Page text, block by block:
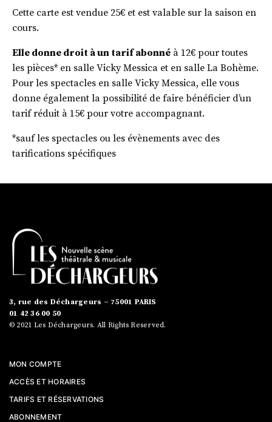
Cette carte est vendue 25€ et est valable sur la saison en
cours.
Elle donne droit à un tarif abonné à 12€ pour toutes
les pièces* en salle Vicky Messica et en salle La Bohème.
Pour les spectacles en salle Vicky Messica, elle vous
donne également la possibilité de faire bénéficier d’un
tarif réduit à 15€ pour votre accompagnant.
*sauf les spectacles ou les évènements avec des
tarifications spécifiques
3, rue des Déchargeurs – 75001 PARIS
01 42 36 00 50
© 2021 Les Déchargeurs. All Rights Reserved.
MON COMPTE
ACCÈS ET HORAIRES
TARIFS ET RÉSERVATIONS
ABONNEMENT